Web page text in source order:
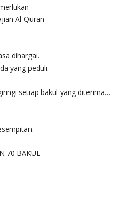
Al-Quran
dihargai.
yang peduli.
setiap bakul yang diterima…
70 BAKUL